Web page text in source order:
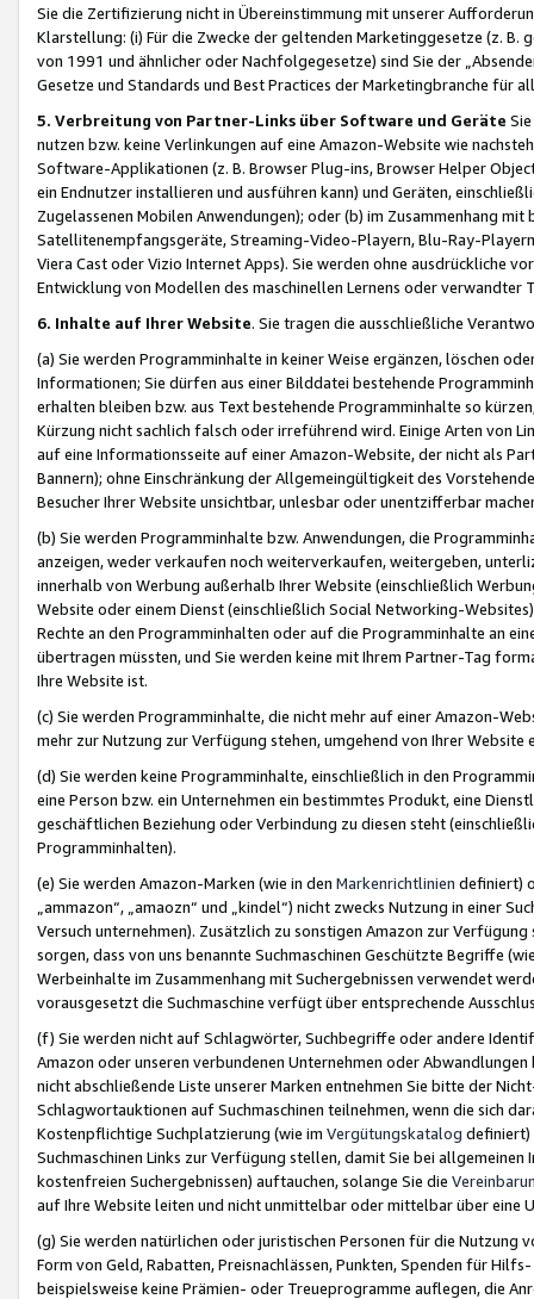
Sie die Zertifizierung nicht in Übereinstimmung mit unserer
Klarstellung: (i) Für die Zwecke der geltenden Marketinggesetze (z. B.
von 1991 und ähnlicher oder Nachfolgegesetze) sind Sie der
Gesetze und Standards und Best Practices der Marketingbranche für
5. Verbreitung von Partner-Links über Software und Geräte
nutzen bzw. keine Verlinkungen auf eine Amazon-Website wie
Software-Applikationen (z. B. Browser Plug-ins, Browser Helper
ein Endnutzer installieren und ausführen kann) und Geräten,
Zugelassenen Mobilen Anwendungen); oder (b) im Zusammenhang
Satellitenempfangsgeräte, Streaming-Video-Playern, Blu-Ray-
Viera Cast oder Vizio Internet Apps). Sie werden ohne ausdrückliche
Entwicklung von Modellen des maschinellen Lernens oder
6. Inhalte auf Ihrer Website. Sie tragen die ausschließliche
(a) Sie werden Programminhalte in keiner Weise ergänzen, löschen
Informationen; Sie dürfen aus einer Bilddatei bestehende
erhalten bleiben bzw. aus Text bestehende Programminhalte so
Kürzung nicht sachlich falsch oder irreführend wird. Einige Arten von
auf eine Informationsseite auf einer Amazon-Website, der nicht als
Bannern); ohne Einschränkung der Allgemeingültigkeit des
Besucher Ihrer Website unsichtbar, unlesbar oder unentzifferbar
(b) Sie werden Programminhalte bzw. Anwendungen, die
anzeigen, weder verkaufen noch weiterverkaufen, weitergeben,
innerhalb von Werbung außerhalb Ihrer Website (einschließlich
Website oder einem Dienst (einschließlich Social Networking-
Rechte an den Programminhalten oder auf die Programminhalte an
übertragen müssten, und Sie werden keine mit Ihrem Partner-Tag
Ihre Website ist.
(c) Sie werden Programminhalte, die nicht mehr auf einer Amazon-
mehr zur Nutzung zur Verfügung stehen, umgehend von Ihrer
(d) Sie werden keine Programminhalte, einschließlich in den
eine Person bzw. ein Unternehmen ein bestimmtes Produkt, eine
geschäftlichen Beziehung oder Verbindung zu diesen steht
Programminhalten).
(e) Sie werden Amazon-Marken (wie in den Markenrichtlinien definiert)
„ammazon“, „amaozn“ und „kindel“) nicht zwecks Nutzung in einer
Versuch unternehmen). Zusätzlich zu sonstigen Amazon zur
sorgen, dass von uns benannte Suchmaschinen Geschützte Begriffe
Werbeinhalte im Zusammenhang mit Suchergebnissen verwendet
vorausgesetzt die Suchmaschine verfügt über entsprechende
(f) Sie werden nicht auf Schlagwörter, Suchbegriffe oder andere
Amazon oder unseren verbundenen Unternehmen oder
nicht abschließende Liste unserer Marken entnehmen Sie bitte der
Schlagwortauktionen auf Suchmaschinen teilnehmen, wenn die sich
Kostenpflichtige Suchplatzierung (wie im Vergütungskatalog definiert)
Suchmaschinen Links zur Verfügung stellen, damit Sie bei
kostenfreien Suchergebnissen) auftauchen, solange Sie die
auf Ihre Website leiten und nicht unmittelbar oder mittelbar über eine
(g) Sie werden natürlichen oder juristischen Personen für die Nutzung
Form von Geld, Rabatten, Preisnachlässen, Punkten, Spenden für
beispielsweise keine Prämien- oder Treueprogramme auflegen, die